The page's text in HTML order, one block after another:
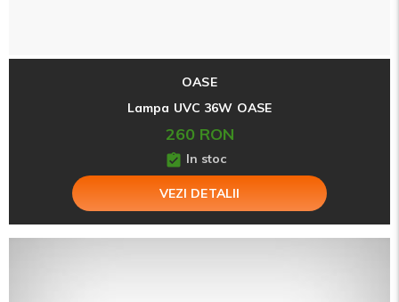
OASE
Lampa UVC 36W OASE
260 RON
In stoc
VEZI DETALII